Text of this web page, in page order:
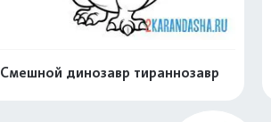
Смешной динозавр тираннозавр